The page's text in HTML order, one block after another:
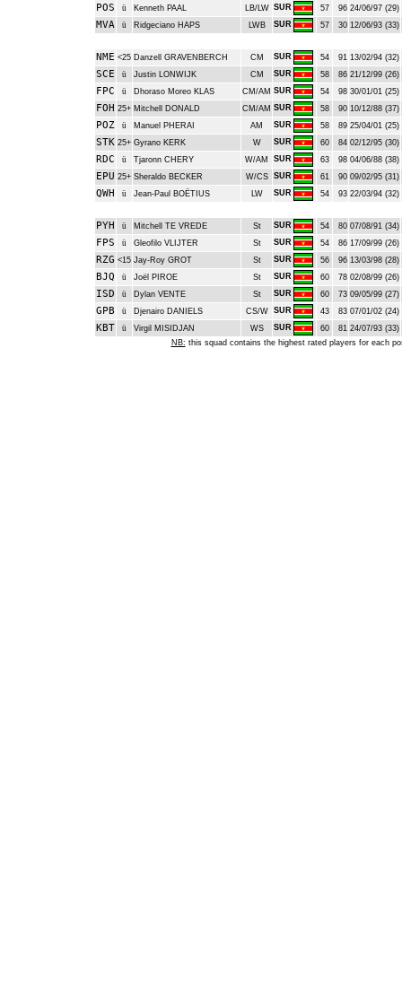
POS ü Kenneth PAAL LB/LW SUR 57 96 24/06/97 (29)
MVA ü Ridgeciano HAPS LWB SUR 57 30 12/06/93 (33)
NME <25 Danzell GRAVENBERCH CM SUR 54 91 13/02/94 (32)
SCE ü Justin LONWIJK CM SUR 58 86 21/12/99 (26)
FPC ü Dhoraso Moreo KLAS CM/AM SUR 54 98 30/01/01 (25)
FOH 25+ Mitchell DONALD CM/AM SUR 58 90 10/12/88 (37)
POZ ü Manuel PHERAI AM SUR 58 89 25/04/01 (25)
STK 25+ Gyrano KERK W SUR 60 84 02/12/95 (30)
RDC ü Tjaronn CHERY W/AM SUR 63 98 04/06/88 (38)
EPU 25+ Sheraldo BECKER W/CS SUR 61 90 09/02/95 (31)
QWH ü Jean-Paul BOËTIUS LW SUR 54 93 22/03/94 (32)
PYH ü Mitchell TE VREDE St SUR 54 80 07/08/91 (34)
FPS ü Gleofilo VLIJTER St SUR 54 86 17/09/99 (26)
RZG <15 Jay-Roy GROT St SUR 56 96 13/03/98 (28)
BJQ ü Joël PIROE St SUR 60 78 02/08/99 (26)
ISD ü Dylan VENTE St SUR 60 73 09/05/99 (27)
GPB ü Djenairo DANIELS CS/W SUR 43 83 07/01/02 (24)
KBT ü Virgil MISIDJAN WS SUR 60 81 24/07/93 (33)
NB: this squad contains the highest rated players for each